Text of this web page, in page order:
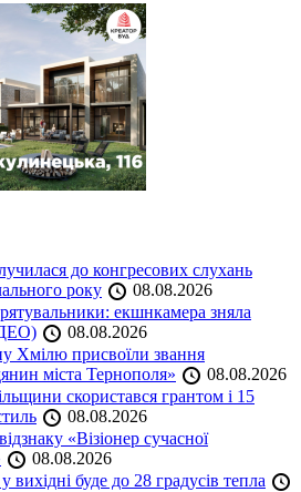
до конгресових слухань
року
08.08.2026
екшнкамера зняла
08.08.2026
Хмілю присвоїли звання
міста Тернополя»
08.08.2026
скористався грантом і 15
08.08.2026
«Візіонер сучасної
08.08.2026
вихідні буде до 28 градусів тепла